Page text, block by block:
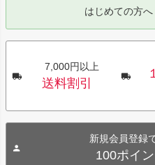
はじめての方
7,000円以上
送料割引
新規会員登録
100ポイ